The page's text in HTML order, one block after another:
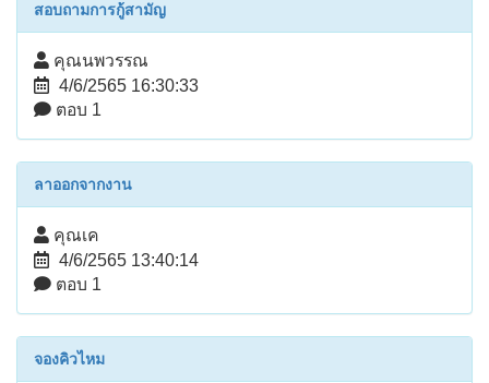
สอบถามการกู้สามัญ
คุณนพวรรณ
4/6/2565 16:30:33
ตอบ 1
ลาออกจากงาน
คุณเค
4/6/2565 13:40:14
ตอบ 1
จองคิวไหม